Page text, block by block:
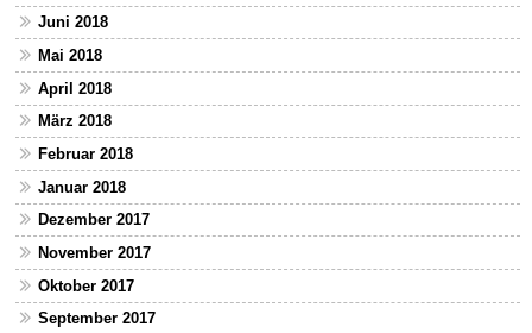
Juni 2018
Mai 2018
April 2018
März 2018
Februar 2018
Januar 2018
Dezember 2017
November 2017
Oktober 2017
September 2017